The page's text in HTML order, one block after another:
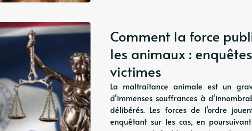
Comment la force
les animaux :
victimes
La maltraitance animale est un
d'immenses souffrances à
délibérés. Les forces de l'ordre
enquêtant sur les cas, en